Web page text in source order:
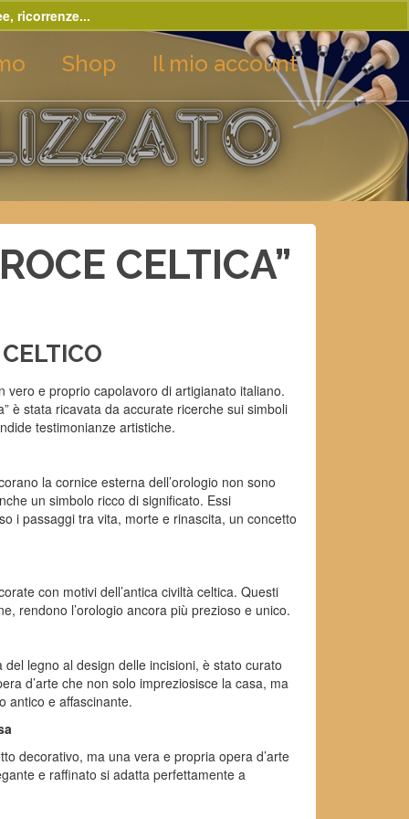
Shop Il mio account
CELTICA”
e proprio capolavoro di artigianato italiano.
è stata ricavata da accurate ricerche sui simboli
testimonianze artistiche.
la cornice esterna dell’orologio non sono
un simbolo ricco di significato. Essi
i passaggi tra vita, morte e rinascita, un concetto
con motivi dell’antica civiltà celtica. Questi
rendono l’orologio ancora più prezioso e unico.
legno al design delle incisioni, è stato curato
d’arte che non solo impreziosisce la casa, ma
antico e affascinante.
decorativo, ma una vera e propria opera d’arte
e raffinato si adatta perfettamente a
ricorrenze...